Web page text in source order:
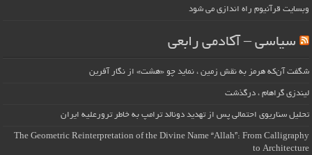
وبسایت قرآنیوم راه اندازی می شود
سیاسی – آکادمی رابعی
شگفت آن‌که هرمز به نقش زمین ، نماید چو «هشت» از نگار آفرین
لیندزی گراهام ، درگذشت
تحلیل سناریوی احتمالی پس از تهدید دونالد ترامپ به خاطر ترورعلیه ایران
The Geometric Reinterpretation of the Divine Name “Allah”: From Calligraphy
to Architecture